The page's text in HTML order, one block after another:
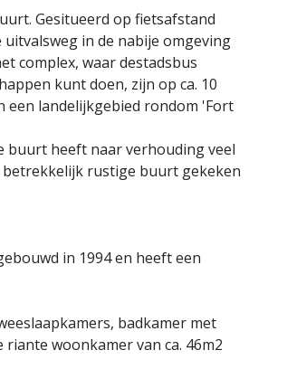
Gesitueerd op fietsafstand
in de nabije omgeving
complex, waar destadsbus
kunt doen, zijn op ca. 10
een landelijkgebied rondom 'Fort
buurt heeft naar verhouding veel
betrekkelijk rustige buurt gekeken
in 1994 en heeft een
badkamer met
woonkamer van ca. 46m2